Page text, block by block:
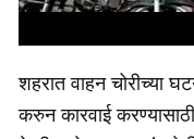
शहरात वाहन चोरीच्या
करुन कारवाई